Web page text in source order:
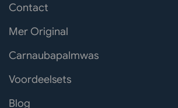
Contact
Mer Original
Carnaubapalmwas
Voordeelsets
Blog